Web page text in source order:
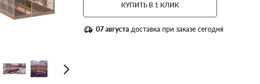
КУПИТЬ В 1 КЛИК
07 августа доставка при заказе сегодня